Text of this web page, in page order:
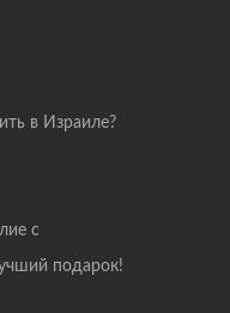
в Израиле?
с
подарок!